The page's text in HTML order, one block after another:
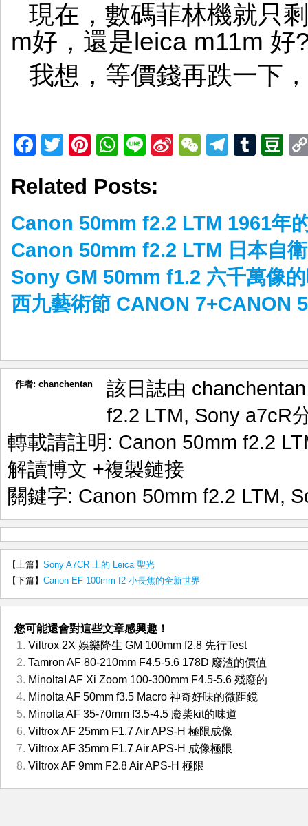
現在，數碼菲林機就只
m好，還是leica m11m 好
我想，等價錢再跌一下
Facebook
TwitterPinterest
WhatsApp
LineSinaWeChat
Related Posts:
Canon 50mm f2.2 LTM 1961年
Canon 50mm f2.2 LTM 日本自
Sony GM 50mm f1.2 六千萬像
西九藝術節 CANON 7+CANON
作者: chanchentan
該日誌由
f2.2 LTM, Sony a7cR
轉載請註明: Canon 50mm f2.2
解讀博文 +複製鏈接
關鍵字: Canon 50mm f2.2 LTM,
【上篇】 Sony A7CR 上的 Leica 聖光
【下篇】 Canon EF 100mm f2 小長焦的全新世界
您可能還會對這些文章感興趣！
Viltrox 2X 娛樂降生 GM 100mm f2.8 先行Test
Tamron AF 80-210mm F4.5-5.6 178D 廢渣的價值
MinoltaI AF Xi Zoom 100-300mm F4.5-5.6 殘廢的
Minolta AF 50mm f3.5 Macro 神奇好味的微距鏡
Minolta AF 35-70mm f3.5-4.5 廢柴kit的味道
Viltrox AF 25mm F1.7 Air APS-H 極限成像
Viltrox AF 35mm F1.7 Air APS-H 成像極限
Viltrox AF 9mm F2.8 Air APS-H 極限